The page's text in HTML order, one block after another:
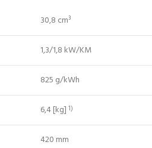
30,8 cm³
1,3/1,8 kW/KM
825 g/kWh
6,4 [kg] 1)
420 mm